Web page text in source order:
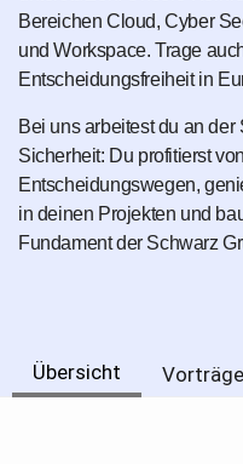
Bereichen Cloud, Cyber
und Workspace. Trage
Entscheidungsfreiheit in
Bei uns arbeitest du an
Sicherheit: Du profitierst
Entscheidungswegen,
in deinen Projekten und
Fundament der Schwarz
Übersicht Vorträge